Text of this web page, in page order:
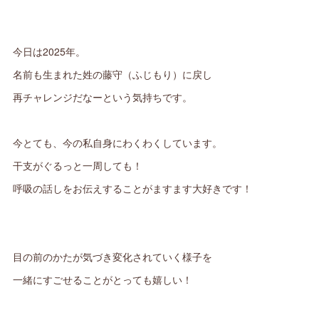
今日は2025年。
名前も生まれた姓の藤守（ふじもり）に戻し
再チャレンジだなーという気持ちです。
今とても、今の私自身にわくわくしています。
干支がぐるっと一周しても！
呼吸の話しをお伝えすることがますます大好きです！
目の前のかたが気づき変化されていく様子を
一緒にすごせることがとっても嬉しい！